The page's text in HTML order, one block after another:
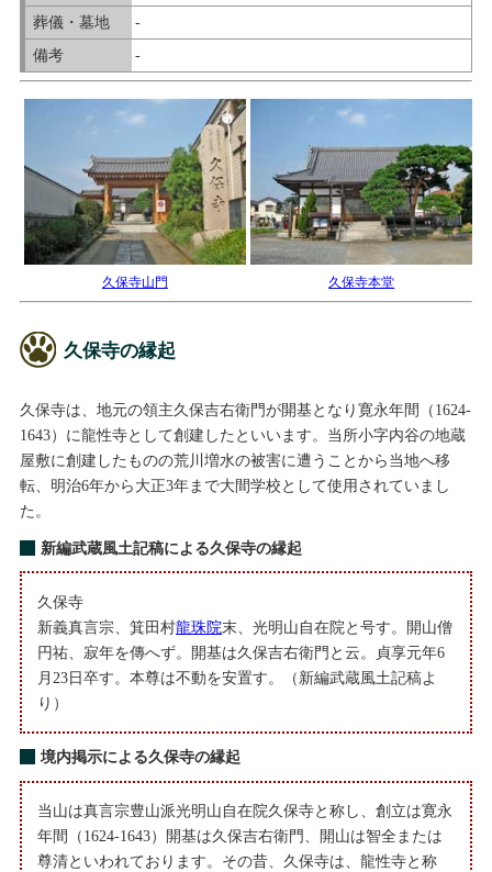
葬儀・墓地
-
備考
-
久保寺山門 久保寺本堂
久保寺の縁起
久保寺は、地元の領主久保吉右衛門が開基となり寛永年間（1624-
1643）に龍性寺として創建したといいます。当所小字内谷の地蔵
屋敷に創建したものの荒川増水の被害に遭うことから当地へ移
転、明治6年から大正3年まで大間学校として使用されていまし
た。
新編武蔵風土記稿による久保寺の縁起
久保寺
新義真言宗、箕田村龍珠院末、光明山自在院と号す。開山僧
円祐、寂年を傳へず。開基は久保吉右衛門と云。貞享元年6
月23日卒す。本尊は不動を安置す。（新編武蔵風土記稿よ
り）
境内掲示による久保寺の縁起
当山は真言宗豊山派光明山自在院久保寺と称し、創立は寛永
年間（1624-1643）開基は久保吉右衛門、開山は智全または
尊清といわれております。その昔、久保寺は、龍性寺と称